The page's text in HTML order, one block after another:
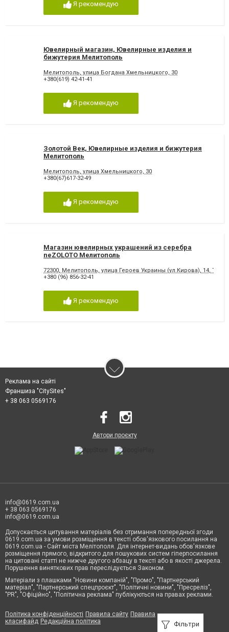
Я рекомендую
Ювелирный магазин, Ювелирные изделия и
бижутерия Мелитополь
Мелитополь, улица Богдана Хмельницкого, 30
+380(619) 42-41-41
Я рекомендую
Золотой Век, Ювелирные изделия и бижутерия
Мелитополь
Мелитополь, улица Хмельницкого, 30
+380(67)617-32-49
Я рекомендую
Магазин ювелирных украшений из серебра
neZOLOTO Мелитополь
72300, Мелитополь, улица Героев Украины (ул.Кирова), 14, ТЦ
+380 (96) 856-32-41
Я рекомендую
Фільтри
Реклама на сайті
Франшиза "CitySites"
+ 38 063 0569176
Автори проєкту
info@0619.com.ua
+ 38 063 0569176
info@0619.com.ua
Допускається цитування матеріалів без отримання попередньої згоди
0619.com.ua за умови розміщення в тексті обов'язкового посилання на
0619.com.ua - Сайт міста Мелітополя. Для інтернет-видань обов'язкове
розміщення прямого, відкритого для пошукових систем гіперпосилання
на цитовані статті не нижче другого абзацу в тексті або в якості джерела.
Порушення виняткових прав переслідується Законом.
Матеріали з плашками "Новини компаній", "Промо", "Партнерський
матеріал", "Партнерський спецпроєкт", "Політичні новини", "Пресреліз",
"PR", "Офіційно", "Політична реклама" публікуються на правах реклами.
Політика конфіденційності Правила сайту Правила
класифайд Редакційна політика